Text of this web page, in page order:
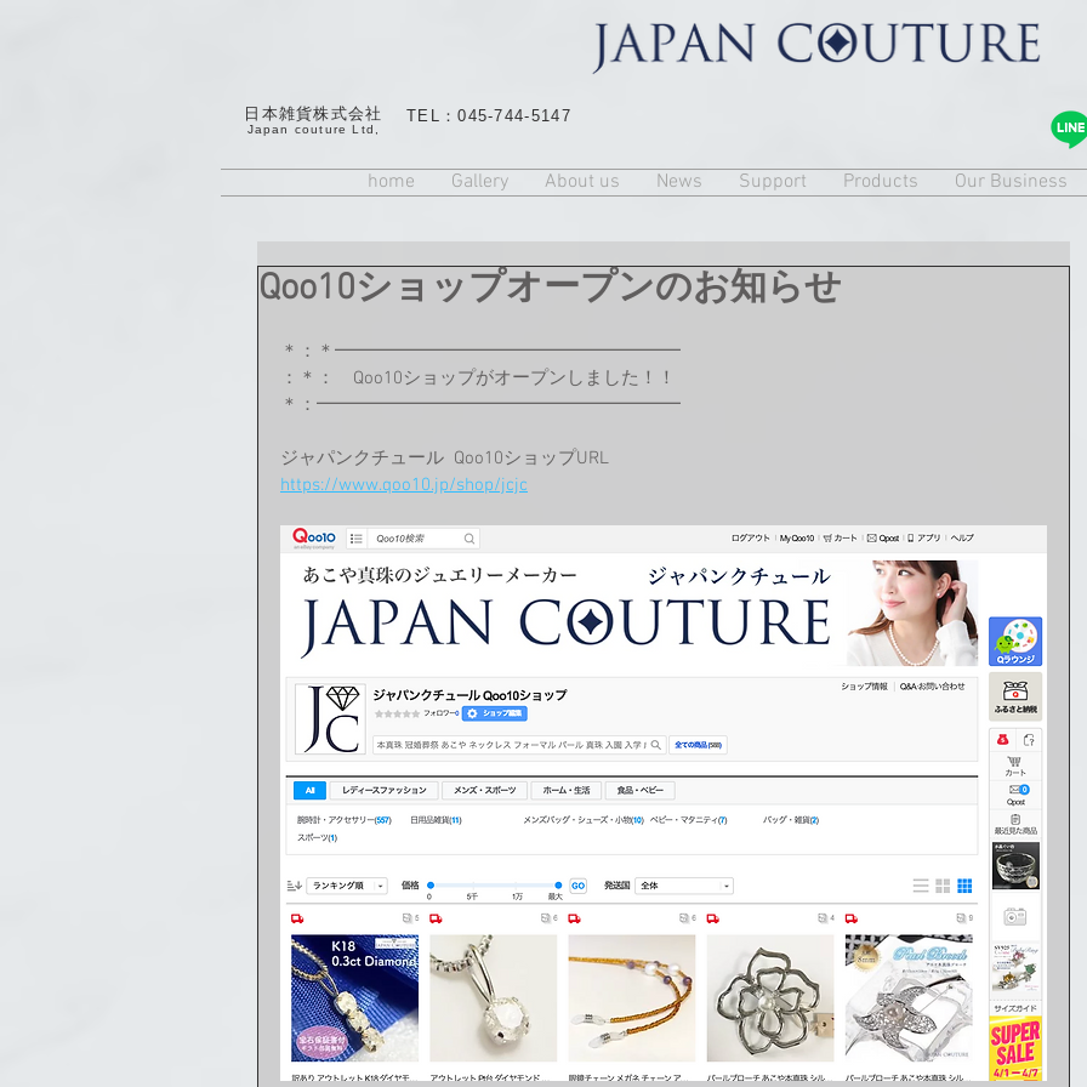
日本雑貨株式会社
​Japan couture Ltd,
TEL：045-744-5147
home Gallery About us News Support Products Our Business
Qoo10ショップオープンのお知らせ
＊：＊━━━━━━━━━━━━━━━━━━━
：＊：　Qoo10ショップがオープンしました！！
＊：━━━━━━━━━━━━━━━━━━━━
ジャパンクチュール  Qoo10ショップURL
https://www.qoo10.jp/shop/jcjc